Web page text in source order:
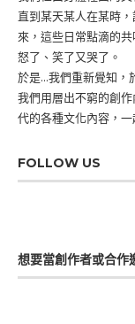
直到某天某人在某時
來，這些日常點滴的
怒了、笑了又哭了。
於是...我們重新覺知，
我們用層出不窮的創
代的各種文化內容，
FOLLOW US
想要當創作者或合作